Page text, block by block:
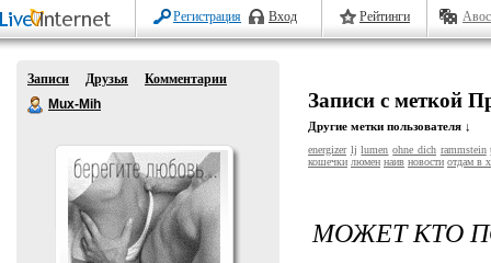
Регистрация Вход Рейтинги
Записи Друзья
Комментарии
Mux-Mih
Записи с меткой
Другие метки пользователя ↓
energizer lj lumen ohne dich rammstein
кошечки люмен наив новости отдам в
МОЖЕТ КТО